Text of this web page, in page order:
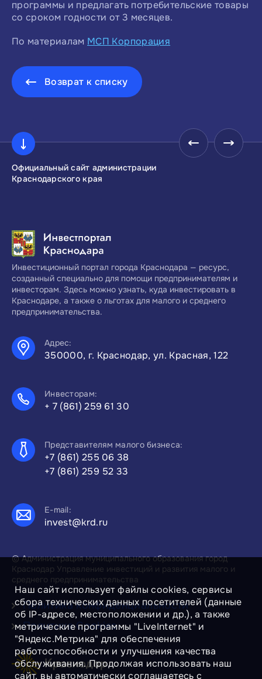
программы и предлагать потребительские товары
со сроком годности от 3 месяцев.
По материалам МСП Корпорация
Возврат к списку
Официальный сайт администрации
Краснодарского края
Инвестиционный портал города Краснодара — ресурс,
созданный специально для помощи предпринимателям и
инвесторам. Здесь можно узнать, куда инвестировать в
Краснодаре, а также о льготах для малого и среднего
предпринимательства.
Адрес:
350000, г. Краснодар, ул. Красная, 122
Инвесторам:
+ 7 (861) 259 61 30
Представителям малого бизнеса:
+7 (861) 255 06 38
+7 (861) 259 52 33
E-mail:
invest@krd.ru
© Администрация муниципального образования город
Краснодар Управление инвестиций и развития малого и
среднего предпринимательства
Политика конфиденциальности
Политика Cookies
Наш сайт использует файлы cookies, сервисы
сбора технических данных посетителей (данные
об IP-адресе, местоположении и др.), а также
метрические программы "LiveInternet" и
"Яндекс.Метрика" для обеспечения
работоспособности и улучшения качества
обслуживания. Продолжая использовать наш
сайт, вы автоматически соглашаетесь с